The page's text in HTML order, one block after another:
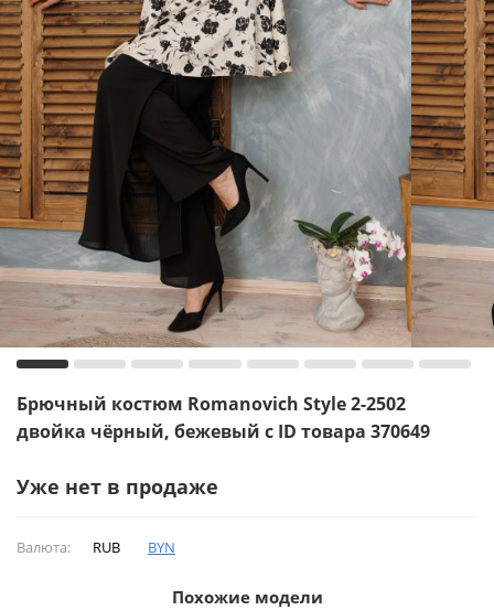
Брючный костюм Romanovich Style 2-2502
двойка чёрный, бежевый с ID товара 370649
Уже нет в продаже
Валюта: RUB BYN
Похожие модели